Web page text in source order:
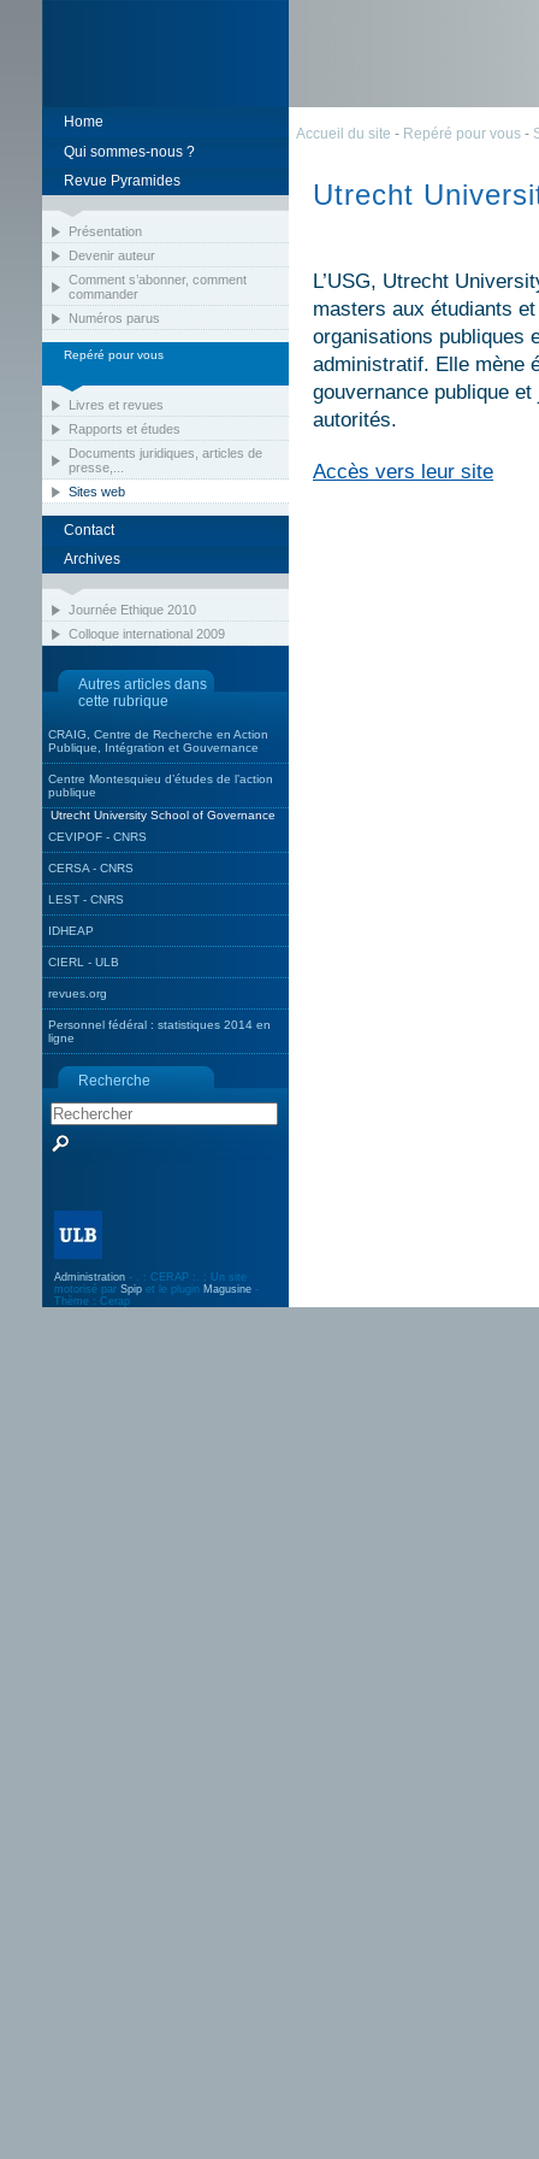
Home
Qui sommes-nous ?
Revue Pyramides
Présentation
Devenir auteur
Comment s’abonner, comment
commander
Numéros parus
Repéré pour vous
Livres et revues
Rapports et études
Documents juridiques, articles de
presse,...
Sites web
Contact
Archives
Journée Ethique 2010
Colloque international 2009
Autres articles dans
cette rubrique
CRAIG, Centre de Recherche en Action
Publique, Intégration et Gouvernance
Centre Montesquieu d’études de l’action
publique
Utrecht University School of Governance
CEVIPOF - CNRS
CERSA - CNRS
LEST - CNRS
IDHEAP
CIERL - ULB
revues.org
Personnel fédéral : statistiques 2014 en
ligne
Recherche
Accueil du site - Repéré pour vous -
Utrecht
L’USG, Utrecht
masters aux étudiants
organisations publiques
administratif. Elle mène
gouvernance publique
autorités.
Accès vers leur site
Administration - . : CERAP :. : Un site
motorisé par Spip et le plugin Magusine -
Thème : Cerap